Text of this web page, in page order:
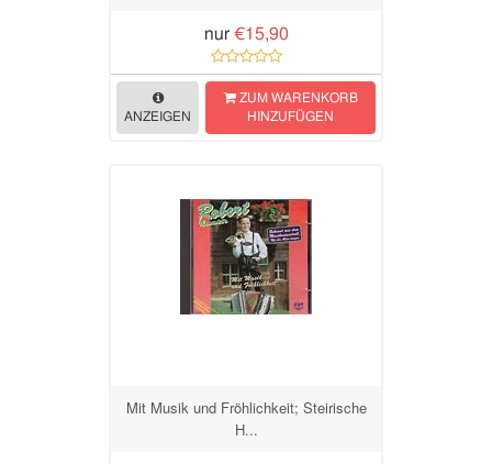
nur €15,90
ANZEIGEN
ZUM WARENKORB
HINZUFÜGEN
Mit Musik und Fröhlichkeit; Steirische
H...